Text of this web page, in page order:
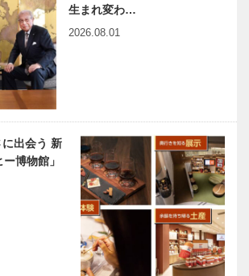
生まれ変わ…
2026.08.01
出会う 新
博物館」